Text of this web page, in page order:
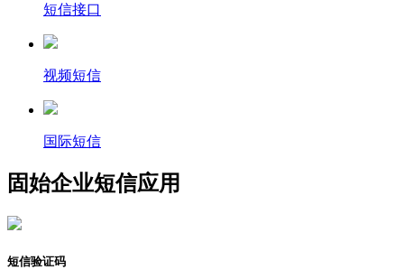
短信接口
视频短信
国际短信
固始企业短信应用
短信验证码